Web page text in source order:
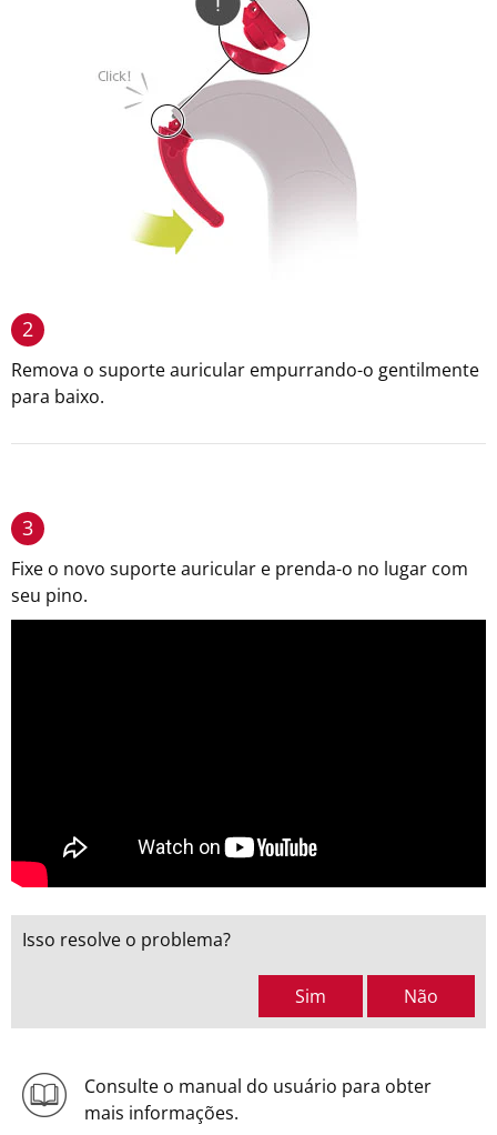
2
Remova o suporte auricular empurrando-o gentilmente
para baixo.
3
Fixe o novo suporte auricular e prenda-o no lugar com
seu pino.
Isso resolve o problema?
Sim Não
Consulte o manual do usuário para obter
mais informações.